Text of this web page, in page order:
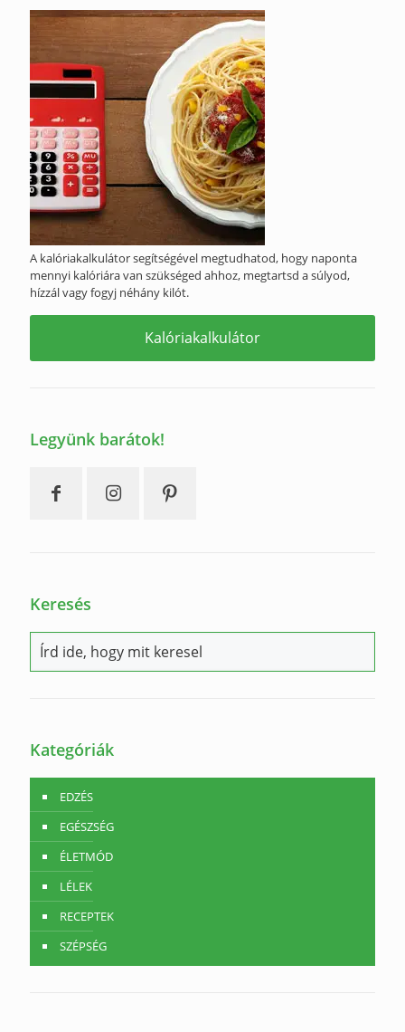
A kalóriakalkulátor segítségével megtudhatod, hogy naponta
mennyi kalóriára van szükséged ahhoz, megtartsd a súlyod,
hízzál vagy fogyj néhány kilót.
Kalóriakalkulátor
Legyünk barátok!
Keresés
Kategóriák
EDZÉS
EGÉSZSÉG
ÉLETMÓD
LÉLEK
RECEPTEK
SZÉPSÉG